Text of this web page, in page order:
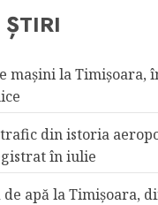
maşini la Timişoara,
din istoria
în iulie
apă la Timişoara,